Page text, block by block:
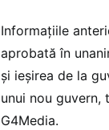
Informațiile
aprobată în
și ieșirea de la
unui nou
G4Media.